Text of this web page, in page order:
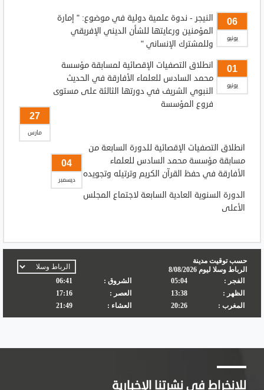
06
يونيو
النيجر - ندوة علمية دولية في موضوع: " إمارة
المؤمنين ورعايتها للشأن الديني الإفريقي
وللمشترك الإنساني "
01
يونيو
انطلاق التصفيات الإقصائية لمسابقة مؤسسة
محمد السادس للعلماء الأفارقة في الحديث
النبوي الشريف في دورتها الثالثة على مستوى
فروع المؤسسة
27
مارس
انطلاق التصفيات الإقصائية للدورة السابعة من
مسابقة مؤسسة محمد السادس للعلماء
الأفارقة في حفظ القرآن الكريم وترتيله وتجويده
04
ديسمبر
الدورة السنوية العادية السابعة لاجتماع المجلس
الأعلى
للانخراط في نشرتنا الإخبارية